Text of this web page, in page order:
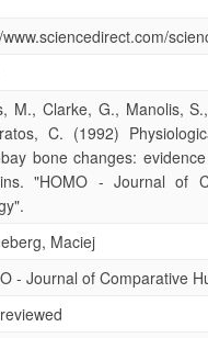
M., Clarke, G., Manolis,
C. (1992)
bone changes:
"HOMO - Journal of
Maciej
- Journal of Comparative